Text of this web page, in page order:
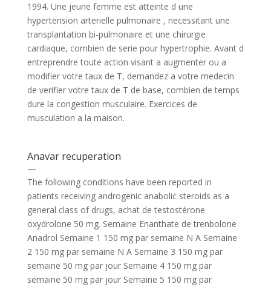
1994. Une jeune femme est atteinte d une
hypertension arterielle pulmonaire , necessitant une
transplantation bi-pulmonaire et une chirurgie
cardiaque, combien de serie pour hypertrophie. Avant d
entreprendre toute action visant a augmenter ou a
modifier votre taux de T, demandez a votre medecin
de verifier votre taux de T de base, combien de temps
dure la congestion musculaire. Exercices de
musculation a la maison.
Anavar recuperation
—
The following conditions have been reported in
patients receiving androgenic anabolic steroids as a
general class of drugs, achat de testostérone
oxydrolone 50 mg. Semaine Enanthate de trenbolone
Anadrol Semaine 1 150 mg par semaine N A Semaine
2 150 mg par semaine N A Semaine 3 150 mg par
semaine 50 mg par jour Semaine 4 150 mg par
semaine 50 mg par jour Semaine 5 150 mg par